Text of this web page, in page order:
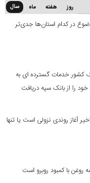
روز هفته ماه سال
در کدام استان‌ها جدی‌تر
کشور خدمات گسترده ای به
را از بانک سپه دریافت
آغاز روندی نزولی است یا تنها
با کمبود روبرو است